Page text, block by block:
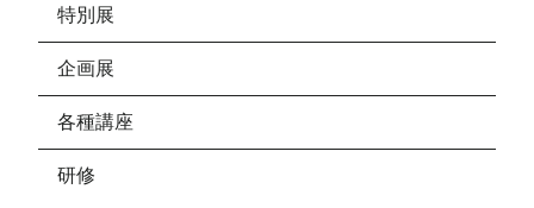
特別展
企画展
各種講座
研修